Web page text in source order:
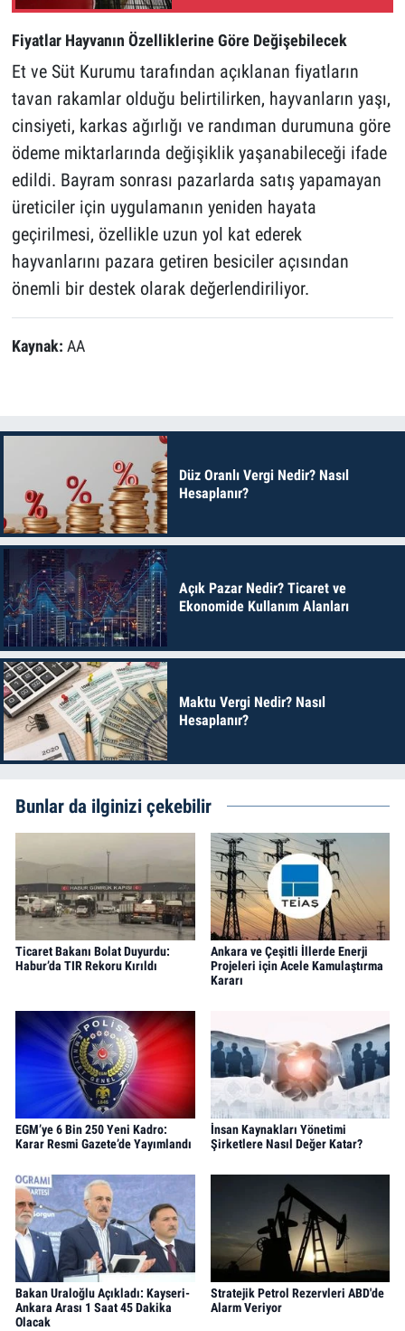
Fiyatlar Hayvanın Özelliklerine Göre Değişebilecek
Et ve Süt Kurumu tarafından açıklanan fiyatların
tavan rakamlar olduğu belirtilirken, hayvanların yaşı,
cinsiyeti, karkas ağırlığı ve randıman durumuna göre
ödeme miktarlarında değişiklik yaşanabileceği ifade
edildi. Bayram sonrası pazarlarda satış yapamayan
üreticiler için uygulamanın yeniden hayata
geçirilmesi, özellikle uzun yol kat ederek
hayvanlarını pazara getiren besiciler açısından
önemli bir destek olarak değerlendiriliyor.
Kaynak: AA
Düz Oranlı Vergi Nedir? Nasıl
Hesaplanır?
Açık Pazar Nedir? Ticaret ve
Ekonomide Kullanım Alanları
Maktu Vergi Nedir? Nasıl
Hesaplanır?
Bunlar da ilginizi çekebilir
Ticaret Bakanı Bolat Duyurdu:
Habur’da TIR Rekoru Kırıldı
Ankara ve Çeşitli İllerde Enerji
Projeleri için Acele Kamulaştırma
Kararı
EGM’ye 6 Bin 250 Yeni Kadro:
Karar Resmi Gazete’de Yayımlandı
İnsan Kaynakları Yönetimi
Şirketlere Nasıl Değer Katar?
Bakan Uraloğlu Açıkladı: Kayseri-
Ankara Arası 1 Saat 45 Dakika
Olacak
Stratejik Petrol Rezervleri ABD'de
Alarm Veriyor